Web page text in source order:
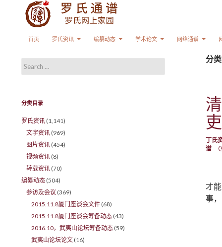
首页
罗氏资讯 编纂动态 学术论文 网络通谱
分
丁氏
谱
才
事
Search for:
分类目录
罗氏资讯 (1,141)
文字资讯 (969)
图片资讯 (454)
视频资讯 (8)
转载资讯 (70)
编纂动态 (504)
参访及会议 (369)
2015.11.8厦门座谈会文件 (68)
2015.11.8厦门座谈会筹备动态 (43)
2016.10，武夷山论坛筹备动态 (59)
武夷山论坛论文 (16)